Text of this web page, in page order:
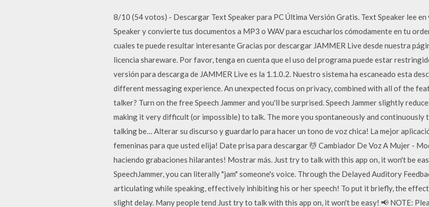
8/10 (54 votos) - Descargar Text Speaker para PC Última Versión Gratis. Text Speaker lee
Speaker y convierte tus documentos a MP3 o WAV para escucharlos cómodamente en tu
cuales te puede resultar interesante Gracias por descargar JAMMER Live desde nuestra
licencia shareware. Por favor, tenga en cuenta que el uso del programa puede estar
versión para descarga de JAMMER Live es la 1.1.0.2. Nuestro sistema ha escaneado esta
different messaging experience. An unexpected focus on privacy, combined with all of the
talker? Turn on the free Speech Jammer and you'll be surprised. Speech Jammer slightly
making it very difficult (or impossible) to talk. The more you spontaneously and continuously
talking be… Alterar su discurso y guardarlo para hacer un tono de voz chica! La mejor
femeninas para que usted elija! Date prisa para descargar 💆 Cambiador De Voz A Mujer -
haciendo grabaciones hilarantes! Mostrar más. Just try to talk with this app on, it won't be
SpeechJammer, you can literally "jam" someone's voice. Through the Delayed Auditory
articulating while speaking, effectively inhibiting his or her speech! To put it briefly, the
slight delay. Many people tend Just try to talk with this app on, it won't be easy! 📢 NOTE: